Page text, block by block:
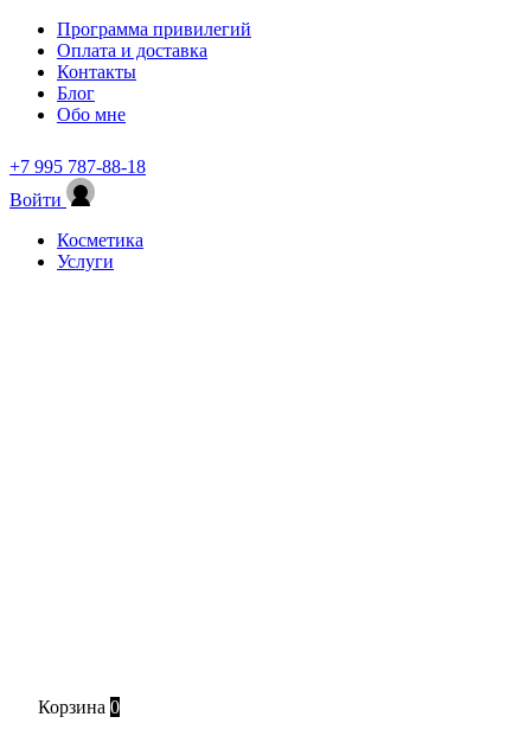
Программа привилегий
Оплата и доставка
Контакты
Блог
Обо мне
+7 995 787-88-18
Войти
Косметика
Услуги
Корзина 0